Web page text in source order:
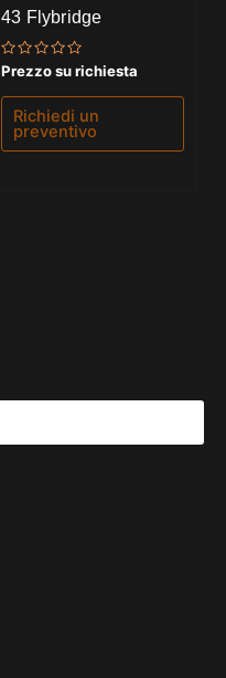
43 Flybridge
Valutato
0
su
Prezzo su richiesta
Richiedi un
preventivo